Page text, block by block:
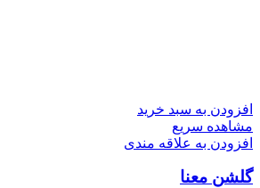
افزودن به سبد خرید
مشاهده سریع
افزودن به علاقه مندی
گلشن معنا